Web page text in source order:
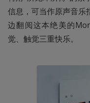
信息，可当作原声音乐
边翻阅这本绝美的
觉、触觉三重快乐。